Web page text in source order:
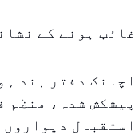
غائب ہونے کے
اچانک دفتر بند
پیشکش شدہ، منظم
استقبال